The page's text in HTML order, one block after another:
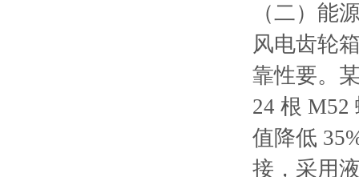
（二）能
风电齿轮
靠性要。
24 根 M52
值降低
接，采用